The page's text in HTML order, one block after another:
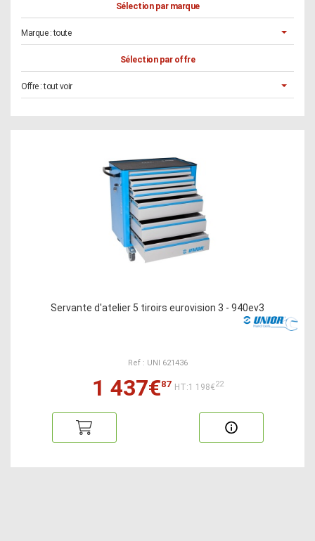
Sélection par marque
Marque :toute
Sélection par offre
Offre :tout voir
Servante d'atelier 5 tiroirs eurovision 3 - 940ev3
Ref : UNI 621436
1 437€87 HT:1 198€22